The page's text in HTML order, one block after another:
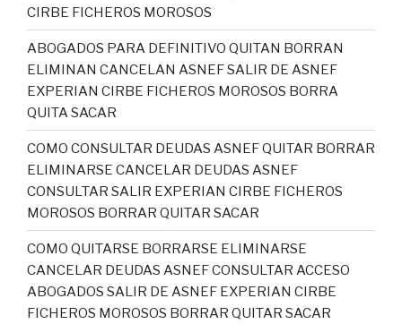
CIRBE FICHEROS MOROSOS
ABOGADOS PARA DEFINITIVO QUITAN BORRAN
ELIMINAN CANCELAN ASNEF SALIR DE ASNEF
EXPERIAN CIRBE FICHEROS MOROSOS BORRA
QUITA SACAR
COMO CONSULTAR DEUDAS ASNEF QUITAR BORRAR
ELIMINARSE CANCELAR DEUDAS ASNEF
CONSULTAR SALIR EXPERIAN CIRBE FICHEROS
MOROSOS BORRAR QUITAR SACAR
COMO QUITARSE BORRARSE ELIMINARSE
CANCELAR DEUDAS ASNEF CONSULTAR ACCESO
ABOGADOS SALIR DE ASNEF EXPERIAN CIRBE
FICHEROS MOROSOS BORRAR QUITAR SACAR